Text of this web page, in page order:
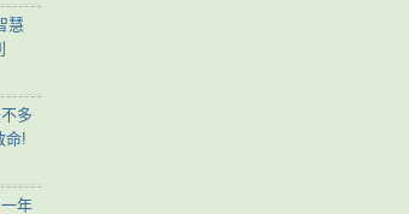
慧
多
命!
年